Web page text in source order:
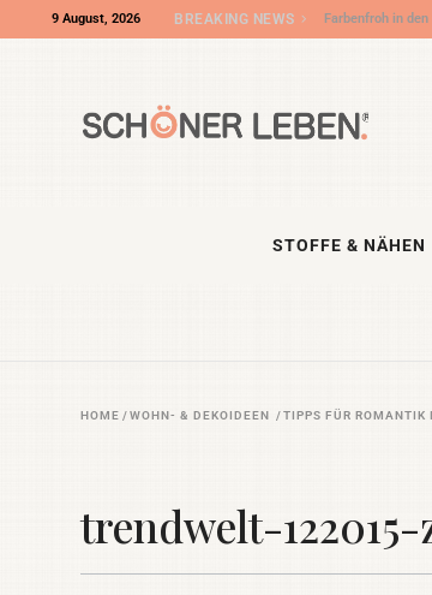
9 August, 2026 BREAKING NEWS Farbenfroh in
STOFFE & NÄHEN
HOME /WOHN- & DEKOIDEEN /TIPPS FÜR
trendwelt-